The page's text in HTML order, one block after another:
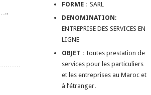
FORME : SARL
DENOMINATION:
ENTREPRISE DES SERVICES EN
LIGNE
OBJET : Toutes prestation de
services pour les particuliers
et les entreprises au Maroc et
à l’étranger.